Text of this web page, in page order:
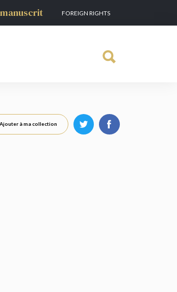
FOREIGN RIGHTS
Ajouter à ma collection